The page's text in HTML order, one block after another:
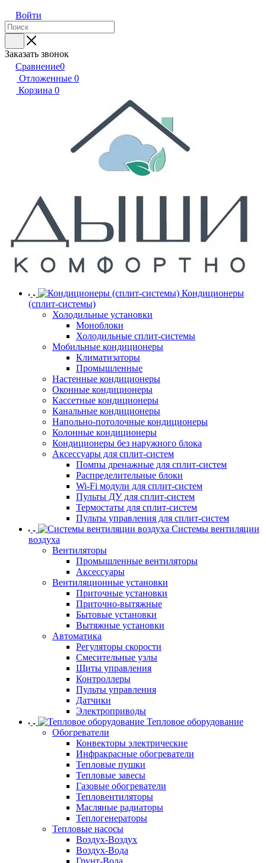
Войти
Заказать звонок
Сравнение0
Отложенные 0
Корзина 0
Кондиционеры
(сплит-системы)
Холодильные установки
Моноблоки
Холодильные сплит-системы
Мобильные кондиционеры
Климатизаторы
Промышленные
Настенные кондиционеры
Оконные кондиционеры
Кассетные кондиционеры
Канальные кондиционеры
Напольно-потолочные кондиционеры
Колонные кондиционеры
Кондиционеры без наружного блока
Аксессуары для сплит-систем
Помпы дренажные для сплит-систем
Распределительные блоки
Wi-Fi модули для сплит-систем
Пульты ДУ для сплит-систем
Термостаты для сплит-систем
Пульты управления для сплит-систем
Системы вентиляции
воздуха
Вентиляторы
Промышленные вентиляторы
Аксессуары
Вентиляционные установки
Приточные установки
Приточно-вытяжные
Бытовые установки
Вытяжные установки
Автоматика
Регуляторы скорости
Смесительные узлы
Щиты управления
Контроллеры
Пульты управления
Датчики
Электроприводы
Тепловое оборудование
Обогреватели
Конвекторы электрические
Инфракрасные обогреватели
Тепловые пушки
Тепловые завесы
Газовые обогреватели
Тепловентиляторы
Масляные радиаторы
Теплогенераторы
Тепловые насосы
Воздух-Воздух
Воздух-Вода
Грунт-Вода